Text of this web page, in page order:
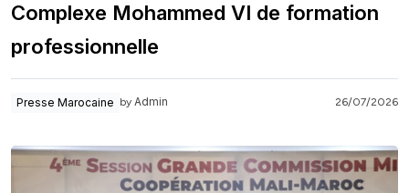
Complexe Mohammed VI de formation
professionnelle
Presse Marocaine by Admin 26/07/2026